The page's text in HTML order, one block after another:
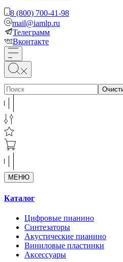
8 (800) 700-41-98
mail@iamlp.ru
Телеграмм
Вконтакте
МЕНЮ
Каталог
Цифровые пианино
Синтезаторы
Акустические пианино
Виниловые пластинки
Аксессуары